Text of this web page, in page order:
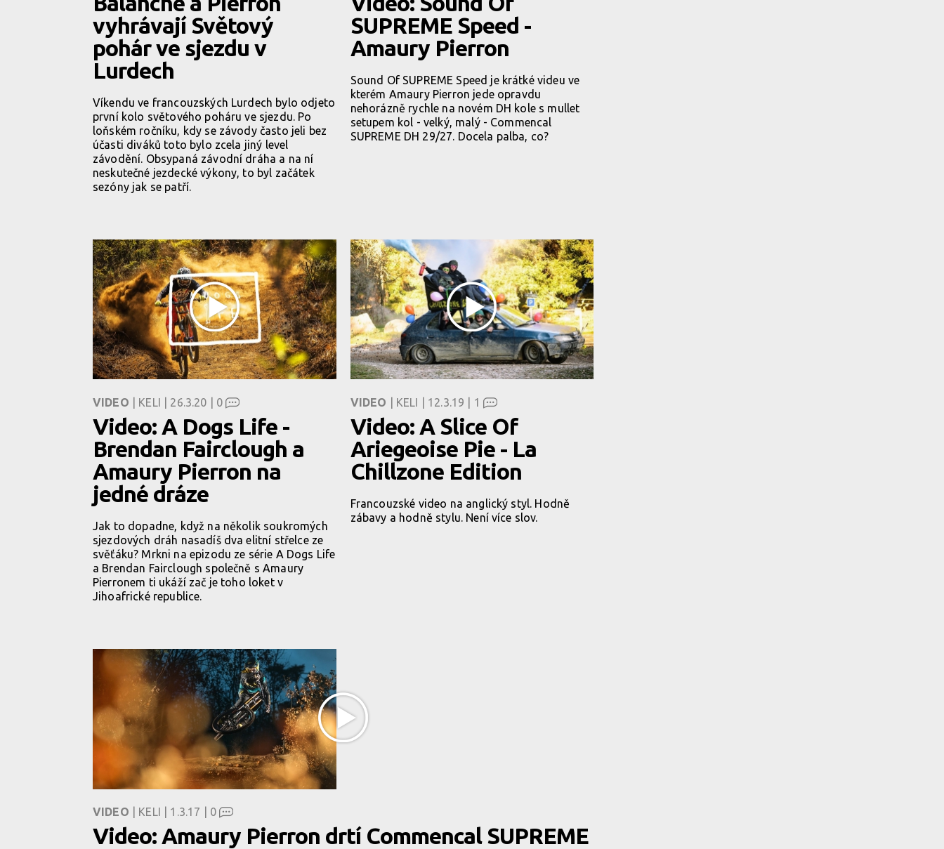
vyhrávají Světový
pohár ve sjezdu v
Lurdech
Víkendu ve francouzských Lurdech bylo odjeto
první kolo světového poháru ve sjezdu. Po
loňském ročníku, kdy se závody často jeli bez
účasti diváků toto bylo zcela jiný level
závodění. Obsypaná závodní dráha a na ní
neskutečné jezdecké výkony, to byl začátek
sezóny jak se patří.
SUPREME Speed -
Amaury Pierron
Sound Of SUPREME Speed je krátké videu ve
kterém Amaury Pierron jede opravdu
nehorázně rychle na novém DH kole s mullet
setupem kol - velký, malý - Commencal
SUPREME DH 29/27. Docela palba, co?
VIDEO | KELI | 26.3.20 | 0
Video: A Dogs Life -
Brendan Fairclough a
Amaury Pierron na
jedné dráze
Jak to dopadne, když na několik soukromých
sjezdových dráh nasadíš dva elitní střelce ze
svěťáku? Mrkni na epizodu ze série A Dogs Life
a Brendan Fairclough společně s Amaury
Pierronem ti ukáží zač je toho loket v
Jihoafrické republice.
VIDEO | KELI | 12.3.19 | 1
Video: A Slice Of
Ariegeoise Pie - La
Chillzone Edition
Francouzské video na anglický styl. Hodně
zábavy a hodně stylu. Není více slov.
VIDEO | KELI | 1.3.17 | 0
Video: Amaury Pierron drtí Commencal SUPREME